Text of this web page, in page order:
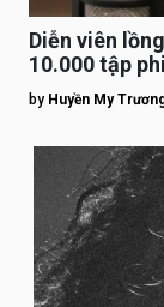
Diễn viên
10.000 tập
nhất”
by Huyền My